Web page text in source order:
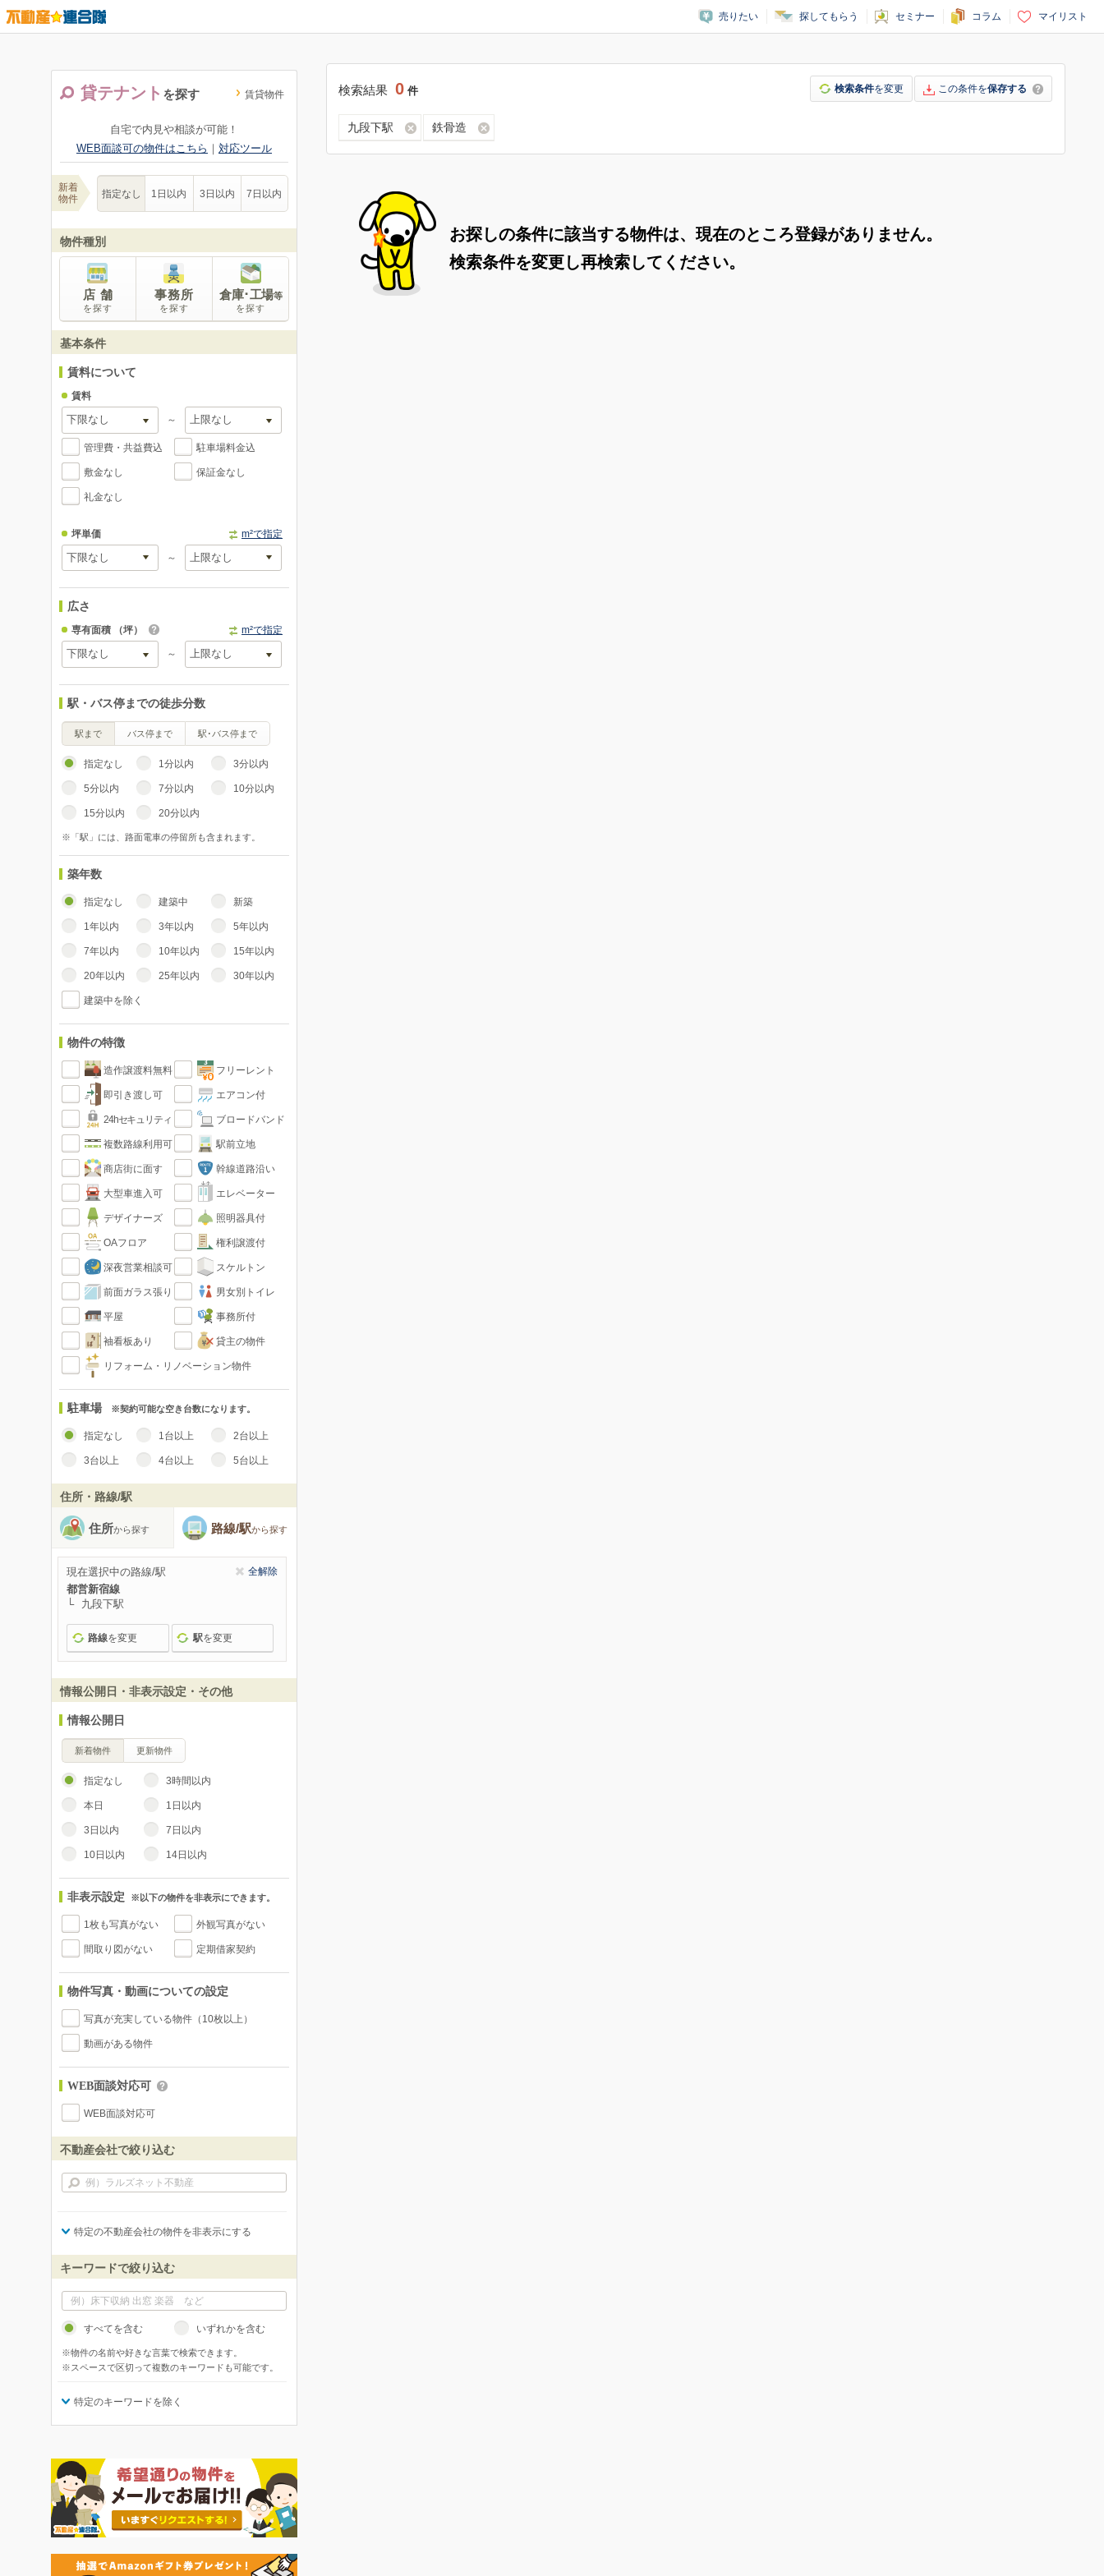
売りたい 探してもらう セミナー コラム マイリスト
貸テナント を探す 賃貸物件
自宅で内見や相談が可能！
WEB面談可の物件はこちら ｜ 対応ツール
新着
物件
指定なし 1日以内 3日以内 7日以内
物件種別
店 舗
を探す
事務所
を探す
倉庫･工場等
を探す
基本条件
賃料について
賃料
～
管理費・共益費込 駐車場料金込
敷金なし 保証金なし
礼金なし
坪単価 m²で指定
～
広さ
専有面積 （坪） m²で指定
～
駅・バス停までの徒歩分数
駅まで バス停まで 駅･バス停まで
指定なし 1分以内 3分以内
5分以内 7分以内 10分以内
15分以内 20分以内
※「駅」には、路面電車の停留所も含まれます。
築年数
指定なし 建築中 新築
1年以内 3年以内 5年以内
7年以内 10年以内 15年以内
20年以内 25年以内 30年以内
建築中を除く
物件の特徴
造作譲渡料無料 フリーレント
即引き渡し可 エアコン付
24hセキュリティ ブロードバンド
複数路線利用可 駅前立地
商店街に面す 幹線道路沿い
大型車進入可 エレベーター
デザイナーズ 照明器具付
OAフロア 権利譲渡付
深夜営業相談可 スケルトン
前面ガラス張り 男女別トイレ
平屋 事務所付
袖看板あり 貸主の物件
リフォーム・リノベーション物件
駐車場 ※契約可能な空き台数になります。
指定なし 1台以上 2台以上
3台以上 4台以上 5台以上
住所・路線/駅
住所から探す 路線/駅から探す
現在選択中の路線/駅 全解除
都営新宿線
九段下駅
路線を変更 駅を変更
情報公開日・非表示設定・その他
情報公開日
新着物件 更新物件
指定なし 3時間以内
本日 1日以内
3日以内 7日以内
10日以内 14日以内
非表示設定 ※以下の物件を非表示にできます。
1枚も写真がない 外観写真がない
間取り図がない 定期借家契約
物件写真・動画についての設定
写真が充実している物件（10枚以上）
動画がある物件
WEB面談対応可
WEB面談対応可
不動産会社で絞り込む
特定の不動産会社の物件を非表示にする
キーワードで絞り込む
すべてを含む いずれかを含む
※物件の名前や好きな言葉で検索できます。
※スペースで区切って複数のキーワードも可能です。
特定のキーワードを除く
検索結果 0 件 検索条件を変更 この条件を保存する
九段下駅 鉄骨造
お探しの条件に該当する物件は、現在のところ登録がありません。
検索条件を変更し再検索してください。